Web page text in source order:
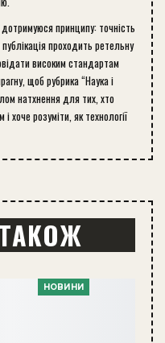
принципу: точність
проходить ретельну
високим стандартам
щоб рубрика “Наука і
натхнення для тих, хто
хоче розуміти, як технології
НОВИНИ